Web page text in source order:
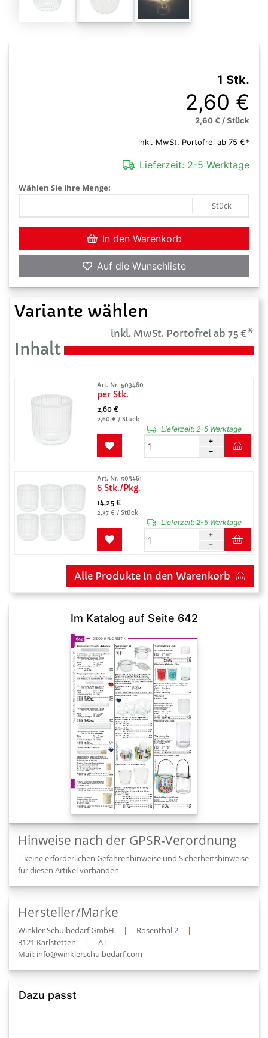
1 Stk.
2,60 €
2,60 € / Stück
inkl. MwSt. Portofrei ab 75 €*
Lieferzeit: 2-5 Werktage
Wählen Sie Ihre Menge:
Stück
In den Warenkorb
Auf die Wunschliste
Variante wählen
inkl. MwSt. Portofrei ab 75 €*
Inhalt
Art. Nr. 503460
per Stk.
2,60 €
2,60 € / Stück
Lieferzeit:2-5 Werktage
Art. Nr. 503461
6 Stk./Pkg.
14,25 €
2,37 € / Stück
Lieferzeit:2-5 Werktage
Alle Produkte in den Warenkorb
Im Katalog auf Seite 642
Hinweise nach der GPSR-Verordnung
| keine erforderlichen Gefahrenhinweise und Sicherheitshinweise
für diesen Artikel vorhanden
Hersteller/Marke
Winkler Schulbedarf GmbH | Rosenthal 2
|
3121 Karlstetten
| AT
|
Mail: info@winklerschulbedarf.com
Dazu passt